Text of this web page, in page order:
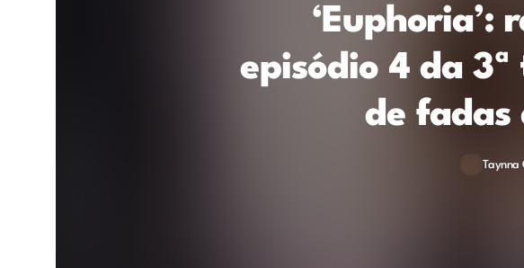
‘Euphoria’:
episódio 4 da
de fadas
Taynna